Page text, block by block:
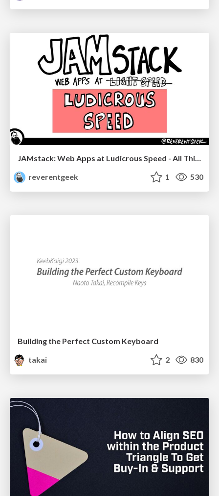
JAMstack: Web Apps at Ludicrous Speed - All Things Open 2022
reverentgeek
1 530
Building the Perfect Custom Keyboard
takai
2 830